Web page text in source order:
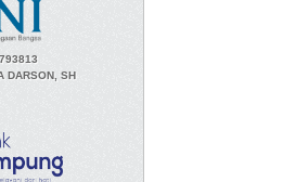
DARSON, SH